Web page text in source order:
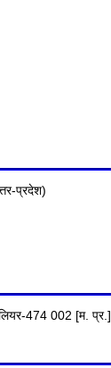
प्रदेश)
474 002 [म. प्र.]